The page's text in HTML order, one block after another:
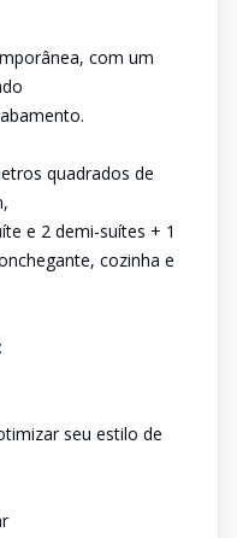
com um
quadrados de
e 2 demi-suítes + 1
cozinha e
seu estilo de